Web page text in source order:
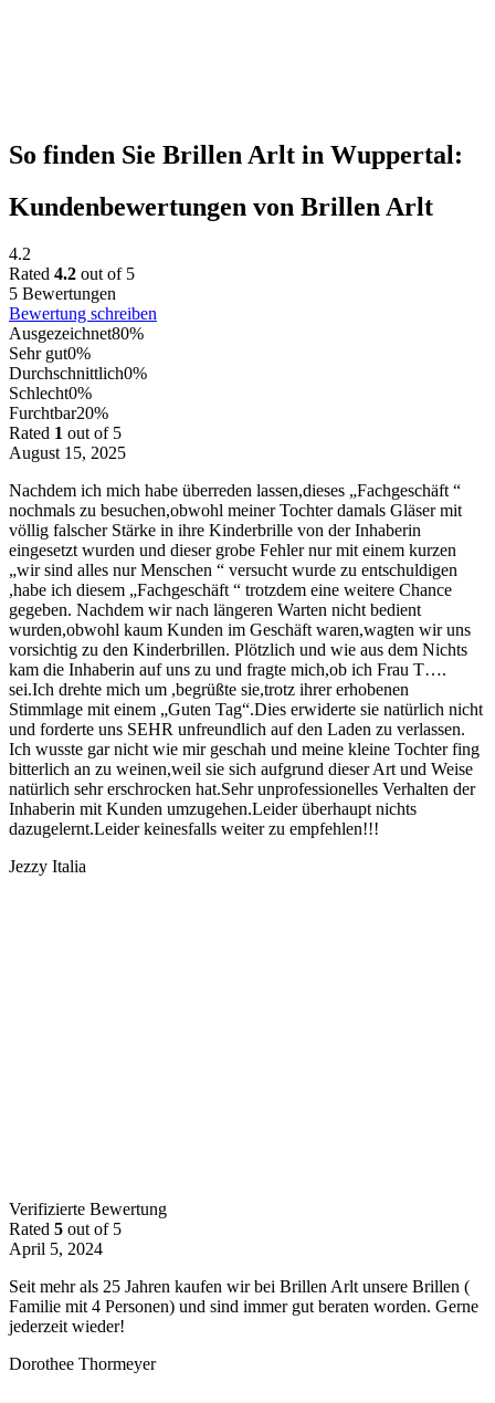
So finden Sie Brillen Arlt in Wuppertal:
Kundenbewertungen von Brillen Arlt
4.2
Rated 4.2 out of 5
5 Bewertungen
Bewertung schreiben
Ausgezeichnet80%
Sehr gut0%
Durchschnittlich0%
Schlecht0%
Furchtbar20%
Rated 1 out of 5
August 15, 2025
Nachdem ich mich habe überreden lassen,dieses „Fachgeschäft “
nochmals zu besuchen,obwohl meiner Tochter damals Gläser mit
völlig falscher Stärke in ihre Kinderbrille von der Inhaberin
eingesetzt wurden und dieser grobe Fehler nur mit einem kurzen
„wir sind alles nur Menschen “ versucht wurde zu entschuldigen
,habe ich diesem „Fachgeschäft “ trotzdem eine weitere Chance
gegeben. Nachdem wir nach längeren Warten nicht bedient
wurden,obwohl kaum Kunden im Geschäft waren,wagten wir uns
vorsichtig zu den Kinderbrillen. Plötzlich und wie aus dem Nichts
kam die Inhaberin auf uns zu und fragte mich,ob ich Frau T….
sei.Ich drehte mich um ,begrüßte sie,trotz ihrer erhobenen
Stimmlage mit einem „Guten Tag“.Dies erwiderte sie natürlich nicht
und forderte uns SEHR unfreundlich auf den Laden zu verlassen.
Ich wusste gar nicht wie mir geschah und meine kleine Tochter fing
bitterlich an zu weinen,weil sie sich aufgrund dieser Art und Weise
natürlich sehr erschrocken hat.Sehr unprofessionelles Verhalten der
Inhaberin mit Kunden umzugehen.Leider überhaupt nichts
dazugelernt.Leider keinesfalls weiter zu empfehlen!!!
Jezzy Italia
Verifizierte Bewertung
Rated 5 out of 5
April 5, 2024
Seit mehr als 25 Jahren kaufen wir bei Brillen Arlt unsere Brillen (
Familie mit 4 Personen) und sind immer gut beraten worden. Gerne
jederzeit wieder!
Dorothee Thormeyer